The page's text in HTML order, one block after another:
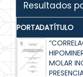
Resultados
PORTADATÍTULO
MOLAR